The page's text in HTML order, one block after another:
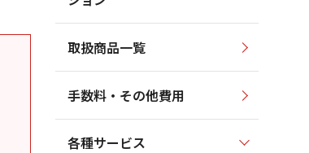
取扱商品一覧
手数料・その他費用
各種サービス